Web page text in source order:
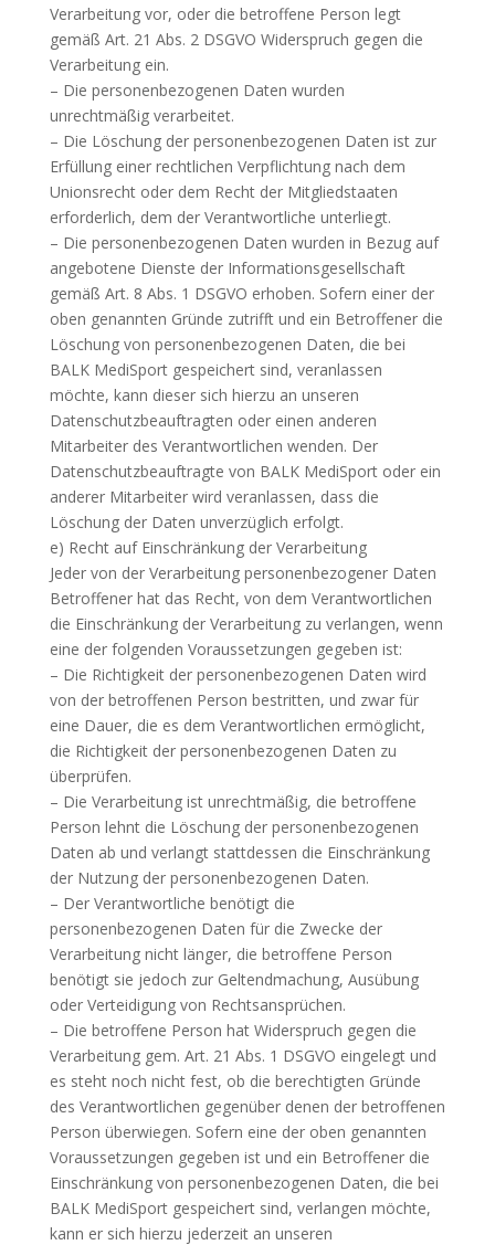
Verarbeitung vor, oder die betroffene Person legt
gemäß Art. 21 Abs. 2 DSGVO Widerspruch gegen die
Verarbeitung ein.
– Die personenbezogenen Daten wurden
unrechtmäßig verarbeitet.
– Die Löschung der personenbezogenen Daten ist zur
Erfüllung einer rechtlichen Verpflichtung nach dem
Unionsrecht oder dem Recht der Mitgliedstaaten
erforderlich, dem der Verantwortliche unterliegt.
– Die personenbezogenen Daten wurden in Bezug auf
angebotene Dienste der Informationsgesellschaft
gemäß Art. 8 Abs. 1 DSGVO erhoben. Sofern einer der
oben genannten Gründe zutrifft und ein Betroffener die
Löschung von personenbezogenen Daten, die bei
BALK MediSport gespeichert sind, veranlassen
möchte, kann dieser sich hierzu an unseren
Datenschutzbeauftragten oder einen anderen
Mitarbeiter des Verantwortlichen wenden. Der
Datenschutzbeauftragte von BALK MediSport oder ein
anderer Mitarbeiter wird veranlassen, dass die
Löschung der Daten unverzüglich erfolgt.
e) Recht auf Einschränkung der Verarbeitung
Jeder von der Verarbeitung personenbezogener Daten
Betroffener hat das Recht, von dem Verantwortlichen
die Einschränkung der Verarbeitung zu verlangen, wenn
eine der folgenden Voraussetzungen gegeben ist:
– Die Richtigkeit der personenbezogenen Daten wird
von der betroffenen Person bestritten, und zwar für
eine Dauer, die es dem Verantwortlichen ermöglicht,
die Richtigkeit der personenbezogenen Daten zu
überprüfen.
– Die Verarbeitung ist unrechtmäßig, die betroffene
Person lehnt die Löschung der personenbezogenen
Daten ab und verlangt stattdessen die Einschränkung
der Nutzung der personenbezogenen Daten.
– Der Verantwortliche benötigt die
personenbezogenen Daten für die Zwecke der
Verarbeitung nicht länger, die betroffene Person
benötigt sie jedoch zur Geltendmachung, Ausübung
oder Verteidigung von Rechtsansprüchen.
– Die betroffene Person hat Widerspruch gegen die
Verarbeitung gem. Art. 21 Abs. 1 DSGVO eingelegt und
es steht noch nicht fest, ob die berechtigten Gründe
des Verantwortlichen gegenüber denen der betroffenen
Person überwiegen. Sofern eine der oben genannten
Voraussetzungen gegeben ist und ein Betroffener die
Einschränkung von personenbezogenen Daten, die bei
BALK MediSport gespeichert sind, verlangen möchte,
kann er sich hierzu jederzeit an unseren